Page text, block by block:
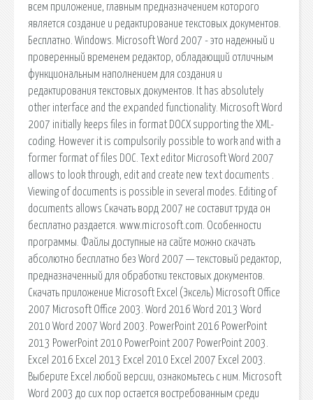
всем приложение, главным предназначением которого
является создание и редактирование текстовых документов.
Бесплатно. Windows. Microsoft Word 2007 - это надежный и
проверенный временем редактор, обладающий отличным
функциональным наполнением для создания и
редактирования текстовых документов. It has absolutely
other interface and the expanded functionality. Microsoft Word
2007 initially keeps files in format DOCX supporting the XML-
coding. However it is compulsorily possible to work and with a
former format of files DOC. Text editor Microsoft Word 2007
allows to look through, edit and create new text documents .
Viewing of documents is possible in several modes. Editing of
documents allows Скачать ворд 2007 не составит труда он
бесплатно раздается. www.microsoft.com. Особенности
программы. Файлы доступные на сайте можно скачать
абсолютно бесплатно без Word 2007 — текстовый редактор,
предназначенный для обработки текстовых документов.
Скачать приложение Microsoft Excel (Эксель) Microsoft Office
2007 Microsoft Office 2003. Word 2016 Word 2013 Word
2010 Word 2007 Word 2003. PowerPoint 2016 PowerPoint
2013 PowerPoint 2010 PowerPoint 2007 PowerPoint 2003.
Excel 2016 Excel 2013 Excel 2010 Excel 2007 Excel 2003.
Выберите Excel любой версии, ознакомьтесь с ним. Microsoft
Word 2003 до сих пор остается востребованным среди